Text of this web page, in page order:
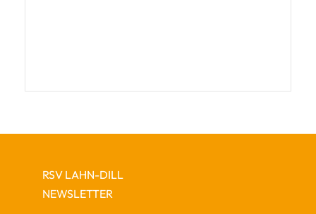
RSV LAHN-DILL
NEWSLETTER